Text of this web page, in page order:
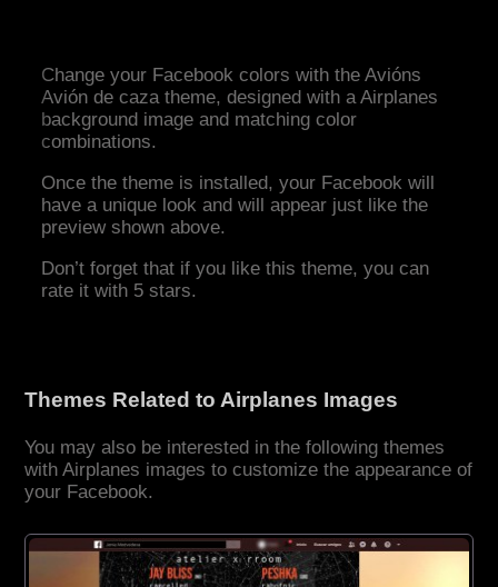
Change your Facebook colors with the Avións
Avión de caza theme, designed with a Airplanes
background image and matching color
combinations.
Once the theme is installed, your Facebook will
have a unique look and will appear just like the
preview shown above.
Don’t forget that if you like this theme, you can
rate it with 5 stars.
Themes Related to Airplanes Images
You may also be interested in the following themes
with Airplanes images to customize the appearance of
your Facebook.